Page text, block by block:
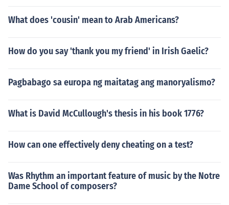
What does 'cousin' mean to Arab Americans?
How do you say 'thank you my friend' in Irish Gaelic?
Pagbabago sa europa ng maitatag ang manoryalismo?
What is David McCullough's thesis in his book 1776?
How can one effectively deny cheating on a test?
Was Rhythm an important feature of music by the Notre
Dame School of composers?